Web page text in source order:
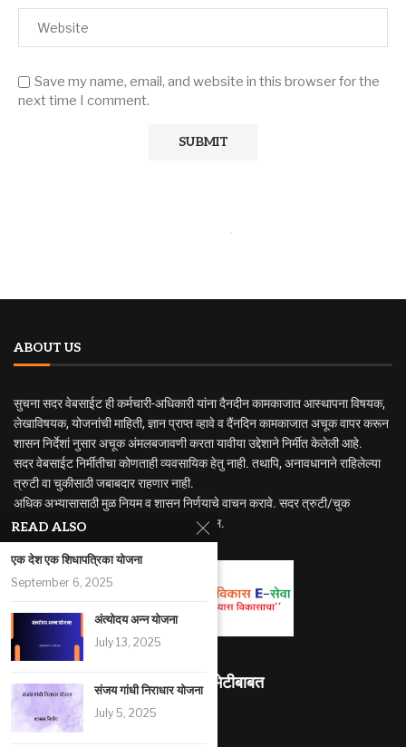
Save my name, email, and website in this browser for the
next time I comment.
ABOUT US
सुचना सदर वेबसाईट ही कर्मचारी-अधिकारी यांना दैनदीन कामकाजात आस्थापना विषयक,
लेखाविषयक, योजनांची माहिती, ज्ञान प्राप्त व्हावे व दैंनदिन कामकाजात अचूक वापर करून
शासन निर्देशां नुसार अचूक अंमलबजावणी करता यावीया उद्देशाने निर्मीत केलेली आहे.
सदर वेबसाईट निर्मीतीचा कोणताही व्यवसायिक हेतु नाही. तथापि, अनावधानाने राहिलेल्या
त्रुटी वा चुकीसाठी जबाबदार राहणार नाही.
अधिक अभ्यासासाठी मुळ नियम व शासन निर्णयाचे वाचन करावे. सदर त्रुटी/चुक
निदर्शनास आणुन दिल्यास सुधारणा करण्यात येईल.
माहितीस्थळ भेटीबाबत
491171
READ ALSO
एक देश एक शिधापत्रिका योजना
September 6, 2025
अंत्योदय अन्न योजना
July 13, 2025
संजय गांधी निराधार योजना
July 5, 2025